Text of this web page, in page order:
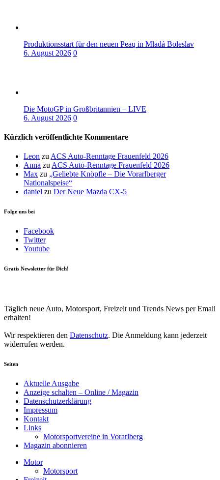
Produktionsstart für den neuen Peaq in Mladá Boleslav
6. August 2026 0
Die MotoGP in Großbritannien – LIVE
6. August 2026 0
Kürzlich veröffentlichte Kommentare
Leon zu ACS Auto-Renntage Frauenfeld 2026
Anna zu ACS Auto-Renntage Frauenfeld 2026
Max zu „Geliebte Knöpfle – Die Vorarlberger
Nationalspeise“
daniel zu Der Neue Mazda CX-5
Folge uns bei
Facebook
Twitter
Youtube
Gratis Newsletter für Dich!
Täglich neue Auto, Motorsport, Freizeit und Trends News per Email
erhalten!
Wir respektieren den Datenschutz. Die Anmeldung kann jederzeit
widerrufen werden.
Seiten
Aktuelle Ausgabe
Anzeige schalten – Online / Magazin
Datenschutzerklärung
Impressum
Kontakt
Links
Motorsportvereine in Vorarlberg
Magazin abonnieren
Motor
Motorsport